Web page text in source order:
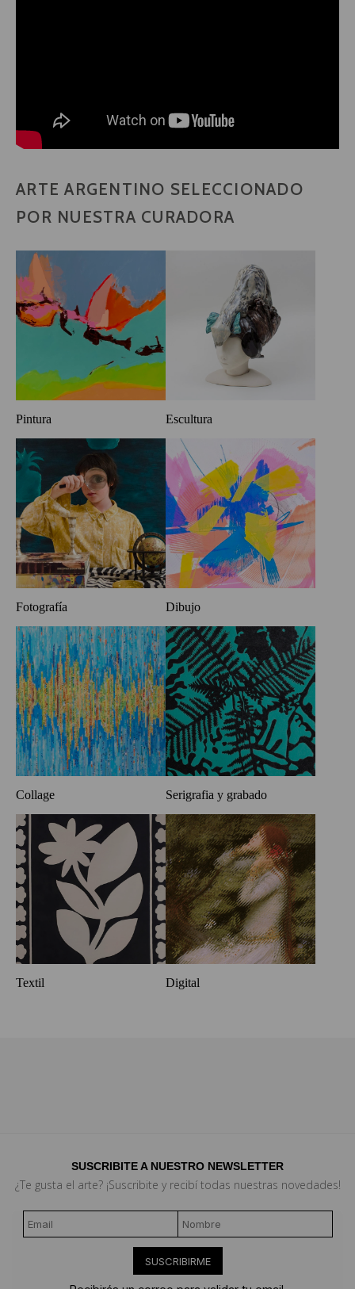
ARTE ARGENTINO SELECCIONADO
POR NUESTRA CURADORA
Pintura Escultura
Fotografía Dibujo
Collage Serigrafia y grabado
Textil Digital
SUSCRIBITE A NUESTRO NEWSLETTER
¿Te gusta el arte? ¡Suscribite y recibí todas nuestras novedades!
SUSCRIBIRME